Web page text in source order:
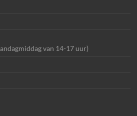
van 14-17 uur)